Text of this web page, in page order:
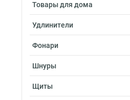
Товары для дома
Удлинители
Фонари
Шнуры
Щиты